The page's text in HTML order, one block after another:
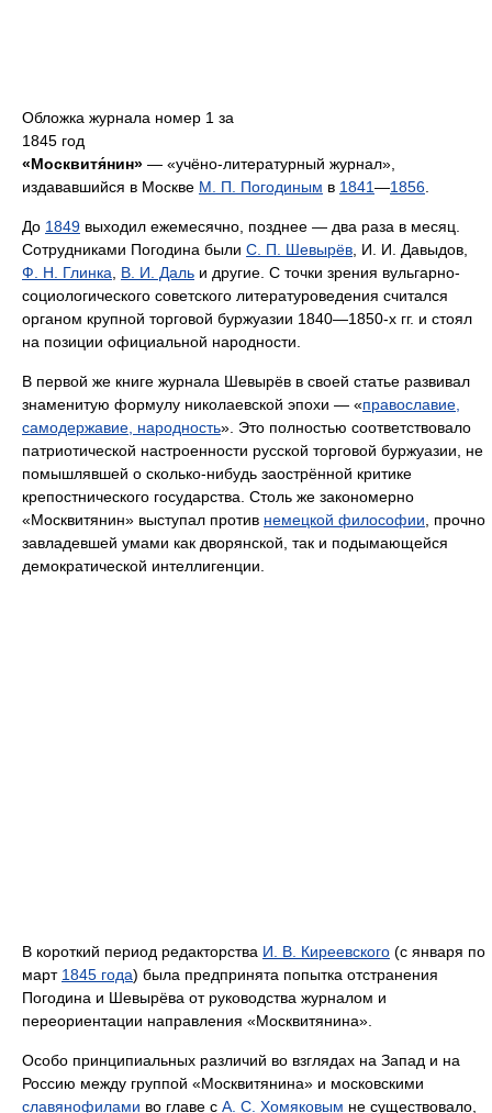
Обложка журнала номер 1 за
1845 год
«Москвитя́нин» — «учёно-литературный журнал»,
издававшийся в Москве М. П. Погодиным в 1841—1856
До 1849 выходил ежемесячно, позднее — два раза в месяц.
Сотрудниками Погодина были С. П. Шевырёв , И. И. Давыдов,
Ф. Н. Глинка
В. И. Даль и другие. С точки зрения вульгарно-
социологического советского литературоведения считался
органом крупной торговой буржуазии 1840—1850-х гг. и стоял
на позиции официальной народности.
В первой же книге журнала Шевырёв в своей статье развивал
знаменитую формулу николаевской эпохи — «православие,
самодержавие, народность». Это полностью соответствовало
патриотической настроенности русской торговой буржуазии, не
помышлявшей о сколько-нибудь заострённой критике
крепостнического государства. Столь же закономерно
«Москвитянин» выступал против немецкой философии , прочно
завладевшей умами как дворянской, так и подымающейся
демократической интеллигенции.
В короткий период редакторства И. В. Киреевского (с января по
март 1845 года) была предпринята попытка отстранения
Погодина и Шевырёва от руководства журналом и
переориентации направления «Москвитянина».
Особо принципиальных различий во взглядах на Запад и на
Россию между группой «Москвитянина» и московскими
славянофилами во главе с А. С. Хомяковым не существовало,